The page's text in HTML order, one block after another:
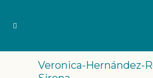
Veronica-Hernández-